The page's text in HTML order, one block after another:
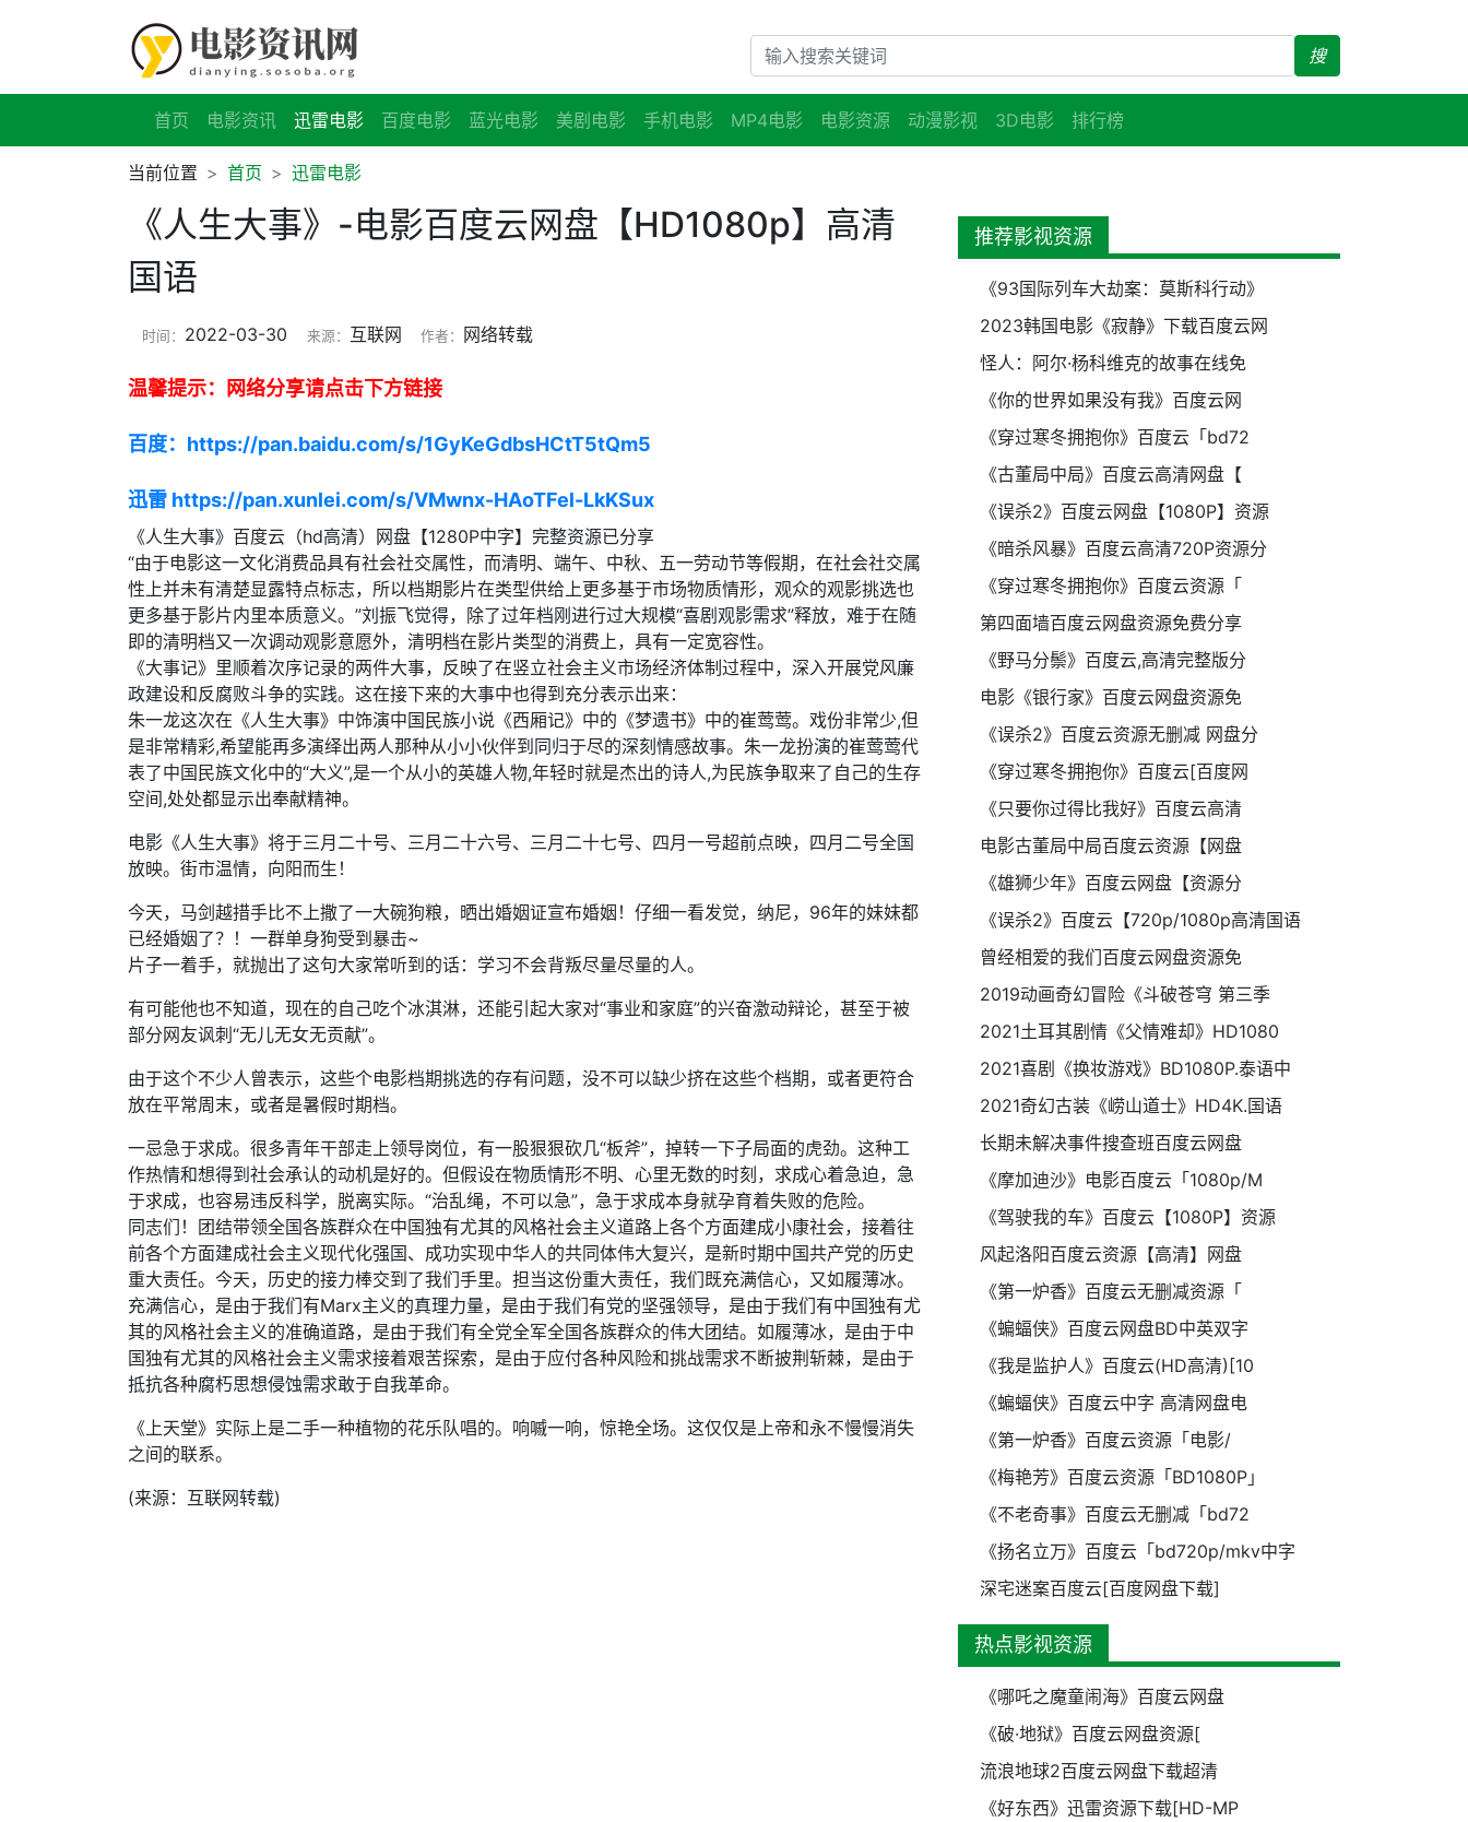
搜
首页 电影资讯 迅雷电影 百度电影 蓝光电影 美剧电影 手机电影 MP4电影 电影资源 动漫影视 3D电影 排行榜
当前位置 首页 迅雷电影
《人生大事》-电影百度云网盘【HD1080p】高清
国语
时间： 2022-03-30 来源： 互联网 作者： 网络转载
温馨提示：网络分享请点击下方链接
百度：https://pan.baidu.com/s/1GyKeGdbsHCtT5tQm5
迅雷 https://pan.xunlei.com/s/VMwnx-HAoTFel-LkKSux
《人生大事》百度云（hd高清）网盘【1280P中字】完整资源已分享
“由于电影这一文化消费品具有社会社交属性，而清明、端午、中秋、五一劳动节等假期，在社会社交属
性上并未有清楚显露特点标志，所以档期影片在类型供给上更多基于市场物质情形，观众的观影挑选也
更多基于影片内里本质意义。”刘振飞觉得，除了过年档刚进行过大规模“喜剧观影需求”释放，难于在随
即的清明档又一次调动观影意愿外，清明档在影片类型的消费上，具有一定宽容性。
《大事记》里顺着次序记录的两件大事，反映了在竖立社会主义市场经济体制过程中，深入开展党风廉
政建设和反腐败斗争的实践。这在接下来的大事中也得到充分表示出来：
朱一龙这次在《人生大事》中饰演中国民族小说《西厢记》中的《梦遗书》中的崔莺莺。戏份非常少,但
是非常精彩,希望能再多演绎出两人那种从小小伙伴到同归于尽的深刻情感故事。朱一龙扮演的崔莺莺代
表了中国民族文化中的“大义”,是一个从小的英雄人物,年轻时就是杰出的诗人,为民族争取来了自己的生存
空间,处处都显示出奉献精神。
电影《人生大事》将于三月二十号、三月二十六号、三月二十七号、四月一号超前点映，四月二号全国
放映。街市温情，向阳而生！
今天，马剑越措手比不上撒了一大碗狗粮，晒出婚姻证宣布婚姻！仔细一看发觉，纳尼，96年的妹妹都
已经婚姻了？！一群单身狗受到暴击~
片子一着手，就抛出了这句大家常听到的话：学习不会背叛尽量尽量的人。
有可能他也不知道，现在的自己吃个冰淇淋，还能引起大家对“事业和家庭”的兴奋激动辩论，甚至于被
部分网友讽刺“无儿无女无贡献”。
由于这个不少人曾表示，这些个电影档期挑选的存有问题，没不可以缺少挤在这些个档期，或者更符合
放在平常周末，或者是暑假时期档。
一忌急于求成。很多青年干部走上领导岗位，有一股狠狠砍几“板斧”，掉转一下子局面的虎劲。这种工
作热情和想得到社会承认的动机是好的。但假设在物质情形不明、心里无数的时刻，求成心着急迫，急
于求成，也容易违反科学，脱离实际。“治乱绳，不可以急”，急于求成本身就孕育着失败的危险。
同志们！团结带领全国各族群众在中国独有尤其的风格社会主义道路上各个方面建成小康社会，接着往
前各个方面建成社会主义现代化强国、成功实现中华人的共同体伟大复兴，是新时期中国共产党的历史
重大责任。今天，历史的接力棒交到了我们手里。担当这份重大责任，我们既充满信心，又如履薄冰。
充满信心，是由于我们有Marx主义的真理力量，是由于我们有党的坚强领导，是由于我们有中国独有尤
其的风格社会主义的准确道路，是由于我们有全党全军全国各族群众的伟大团结。如履薄冰，是由于中
国独有尤其的风格社会主义需求接着艰苦探索，是由于应付各种风险和挑战需求不断披荆斩棘，是由于
抵抗各种腐朽思想侵蚀需求敢于自我革命。
《上天堂》实际上是二手一种植物的花乐队唱的。响嘁一响，惊艳全场。这仅仅是上帝和永不慢慢消失
之间的联系。
(来源：互联网转载)
推荐影视资源
《93国际列车大劫案：莫斯科行动》
2023韩国电影《寂静》下载百度云网
怪人：阿尔·杨科维克的故事在线免
《你的世界如果没有我》百度云网
《穿过寒冬拥抱你》百度云「bd72
《古董局中局》百度云高清网盘【
《误杀2》百度云网盘【1080P】资源
《暗杀风暴》百度云高清720P资源分
《穿过寒冬拥抱你》百度云资源「
第四面墙百度云网盘资源免费分享
《野马分鬃》百度云,高清完整版分
电影《银行家》百度云网盘资源免
《误杀2》百度云资源无删减 网盘分
《穿过寒冬拥抱你》百度云[百度网
《只要你过得比我好》百度云高清
电影古董局中局百度云资源【网盘
《雄狮少年》百度云网盘【资源分
《误杀2》百度云【720p/1080p高清国语
曾经相爱的我们百度云网盘资源免
2019动画奇幻冒险《斗破苍穹 第三季
2021土耳其剧情《父情难却》HD1080
2021喜剧《换妆游戏》BD1080P.泰语中
2021奇幻古装《崂山道士》HD4K.国语
长期未解决事件搜查班百度云网盘
《摩加迪沙》电影百度云「1080p/M
《驾驶我的车》百度云【1080P】资源
风起洛阳百度云资源【高清】网盘
《第一炉香》百度云无删减资源「
《蝙蝠侠》百度云网盘BD中英双字
《我是监护人》百度云(HD高清)[10
《蝙蝠侠》百度云中字 高清网盘电
《第一炉香》百度云资源「电影/
《梅艳芳》百度云资源「BD1080P」
《不老奇事》百度云无删减「bd72
《扬名立万》百度云「bd720p/mkv中字
深宅迷案百度云[百度网盘下载]
热点影视资源
《哪吒之魔童闹海》百度云网盘
《破·地狱》百度云网盘资源[
流浪地球2百度云网盘下载超清
《好东西》迅雷资源下载[HD-MP